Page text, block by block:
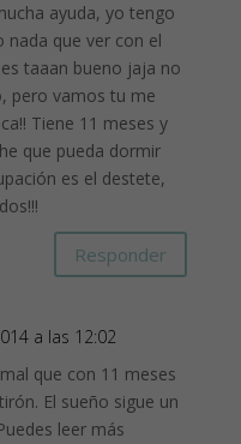
ayuda, yo tengo
nada que ver con el
taaan bueno jaja no
pero vamos tu me
Tiene 11 meses y
que pueda dormir
es el destete,
Responder
a las 12:02
que con 11 meses
El sueño sigue un
leer más